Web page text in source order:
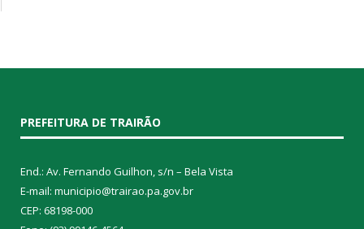
PREFEITURA DE TRAIRÃO
End.: Av. Fernando Guilhon, s/n – Bela Vista
E-mail: municipio@trairao.pa.gov.br
CEP: 68198-000